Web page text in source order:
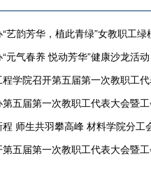
艺韵芳华，植此青绿”女教职工
元气春养 悦动芳华”健康沙龙活动
学院召开第五届第一次教职工
五届第一次教职工代表大会暨
师生共羽攀高峰 材料学院分工
五届第一次教职工代表大会暨